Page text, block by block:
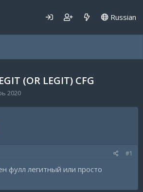
Russian
(OR LEGIT) CFG
2020
#1
фулл легитный или просто